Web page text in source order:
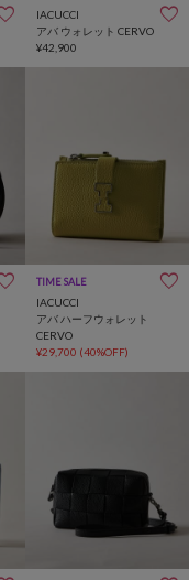
IACUCCI
アバ ウォレット CERVO
¥42,900
TIME SALE
IACUCCI
アバ ハーフウォレット
CERVO
¥29,700 (40%OFF)